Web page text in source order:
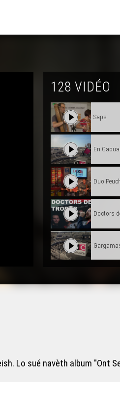
128 VIDÉO
Saps
En
Duo
Doctors
Lo sué navèth album "Ont